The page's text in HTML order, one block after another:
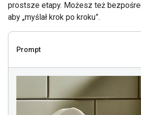
prostsze etapy. Możesz też
aby „myślał krok po kroku”.
Prompt